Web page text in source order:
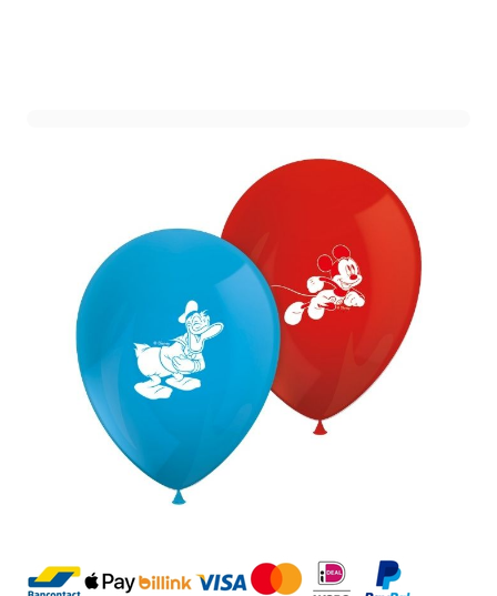
Ballonnen Mickey Mouse -
Art. nr. 815229
Op voorraad
3,29 Verpakt per 8 stuks